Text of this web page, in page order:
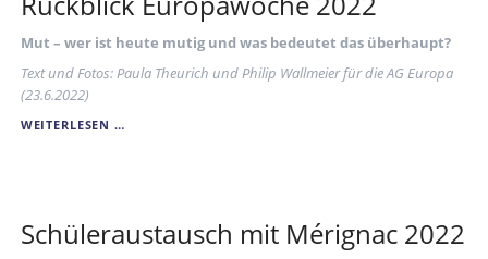
Mut – wer ist heute mutig und was bedeutet das überhaupt?
Text und Fotos: Paula Theurich und Philip Wallmeier für die AG Europa
(23.6.2022)
WEITERLESEN …RÜCKBLICK
Schüleraustausch mit Mérignac 2022